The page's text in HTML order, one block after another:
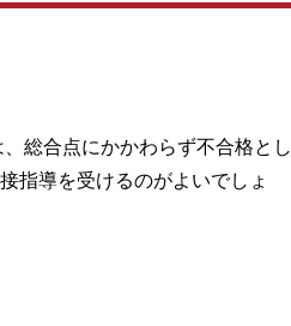
総合点にかかわらず不合格とし
指導を受けるのがよいでしょ